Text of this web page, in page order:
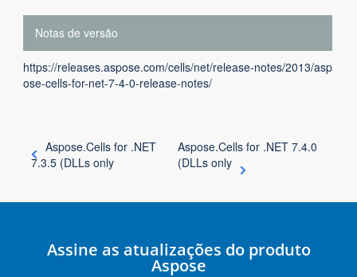
Notas de versão
https://releases.aspose.com/cells/net/release-notes/2013/asp
ose-cells-for-net-7-4-0-release-notes/
Aspose.Cells for .NET
7.3.5 (DLLs only
Aspose.Cells for .NET 7.4.0
(DLLs only
Assine as atualizações do produto
Aspose